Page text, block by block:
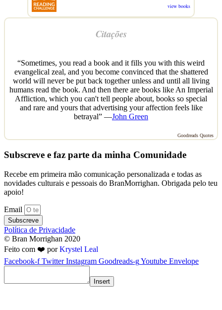
view books
Citações
“Sometimes, you read a book and it fills you with this weird
evangelical zeal, and you become convinced that the shattered
world will never be put back together unless and until all living
humans read the book. And then there are books like An Imperial
Affliction, which you can't tell people about, books so special
and rare and yours that advertising your affection feels like
betrayal” —John Green
Goodreads Quotes
Subscreve e faz parte da minha Comunidade
Recebe em primeira mão comunicação personalizada e todas as
novidades culturais e pessoais do BranMorrighan. Obrigada pelo teu
apoio!
Email
Subscreve
Política de Privacidade
© Bran Morrighan 2020
Feito com ❤️ porKrystel Leal
Facebook-f Twitter Instagram Goodreads-gYoutube Envelope
Insert